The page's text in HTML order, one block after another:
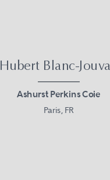
Hubert Blanc-
Ashurst Perkins Coie
Paris, FR